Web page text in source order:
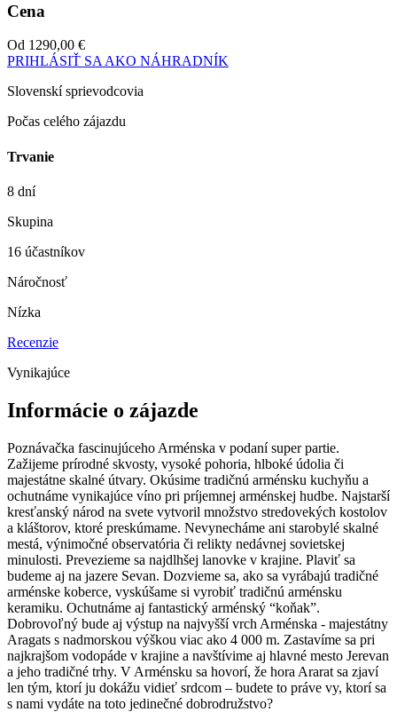
Cena
Od 1290,00 €
PRIHLÁSIŤ SA AKO NÁHRADNÍK
Slovenskí sprievodcovia
Počas celého zájazdu
Trvanie
8 dní
Skupina
16 účastníkov
Náročnosť
Nízka
Recenzie
Vynikajúce
Informácie o zájazde
Poznávačka fascinujúceho Arménska v podaní super partie.
Zažijeme prírodné skvosty, vysoké pohoria, hlboké údolia či
majestátne skalné útvary. Okúsime tradičnú arménsku kuchyňu a
ochutnáme vynikajúce víno pri príjemnej arménskej hudbe. Najstarší
kresťanský národ na svete vytvoril množstvo stredovekých kostolov
a kláštorov, ktoré preskúmame. Nevynecháme ani starobylé skalné
mestá, výnimočné observatória či relikty nedávnej sovietskej
minulosti. Prevezieme sa najdlhšej lanovke v krajine. Plaviť sa
budeme aj na jazere Sevan. Dozvieme sa, ako sa vyrábajú tradičné
arménske koberce, vyskúšame si vyrobiť tradičnú arménsku
keramiku. Ochutnáme aj fantastický arménský “koňak”.
Dobrovoľný bude aj výstup na najvyšší vrch Arménska - majestátny
Aragats s nadmorskou výškou viac ako 4 000 m. Zastavíme sa pri
najkrajšom vodopáde v krajine a navštívime aj hlavné mesto Jerevan
a jeho tradičné trhy. V Arménsku sa hovorí, že hora Ararat sa zjaví
len tým, ktorí ju dokážu vidieť srdcom – budete to práve vy, ktorí sa
s nami vydáte na toto jedinečné dobrodružstvo?